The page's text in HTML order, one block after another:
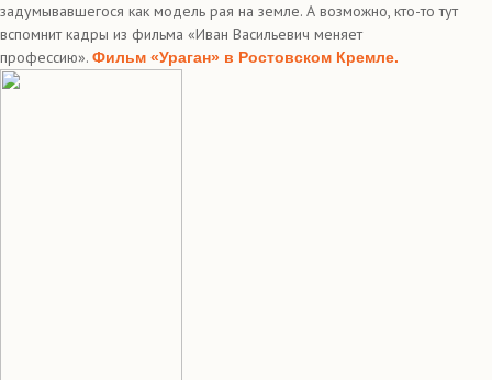
задумывавшегося как модель рая на земле. А возможно, кто-то тут
вспомнит кадры из фильма «Иван Васильевич меняет
профессию». Фильм «Ураган» в Ростовском Кремле.